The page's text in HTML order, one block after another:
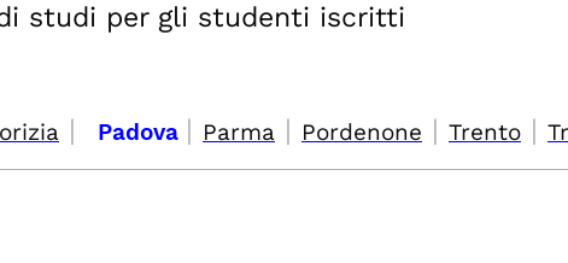
studi per gli studenti iscritti
| Padova | Parma | Pordenone | Trento |